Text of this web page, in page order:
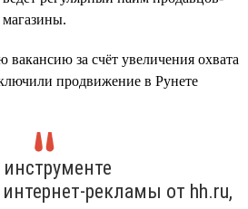
магазины.
за счёт увеличения охвата
продвижение в Рунете
рекламы от hh.ru,